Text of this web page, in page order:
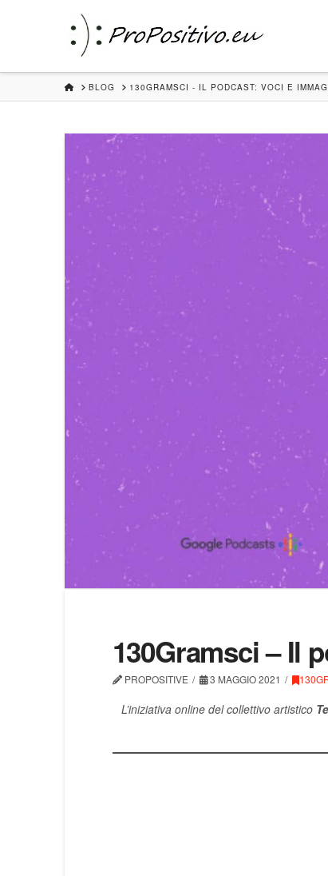
HOMEBLOG 130GRAMSCI - IL PODCAST: VOCI E
130Gramsci – Il
PROPOSITIVE 3 MAGGIO 2021
L’iniziativa online del collettivo artistico